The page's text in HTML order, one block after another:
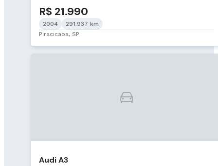
R$ 21.990
2004
291.937 km
Piracicaba, SP
Audi A3